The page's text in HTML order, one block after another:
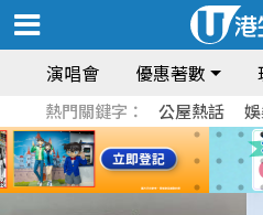
演唱會 優惠著數
熱門關鍵字： 公屋熱話